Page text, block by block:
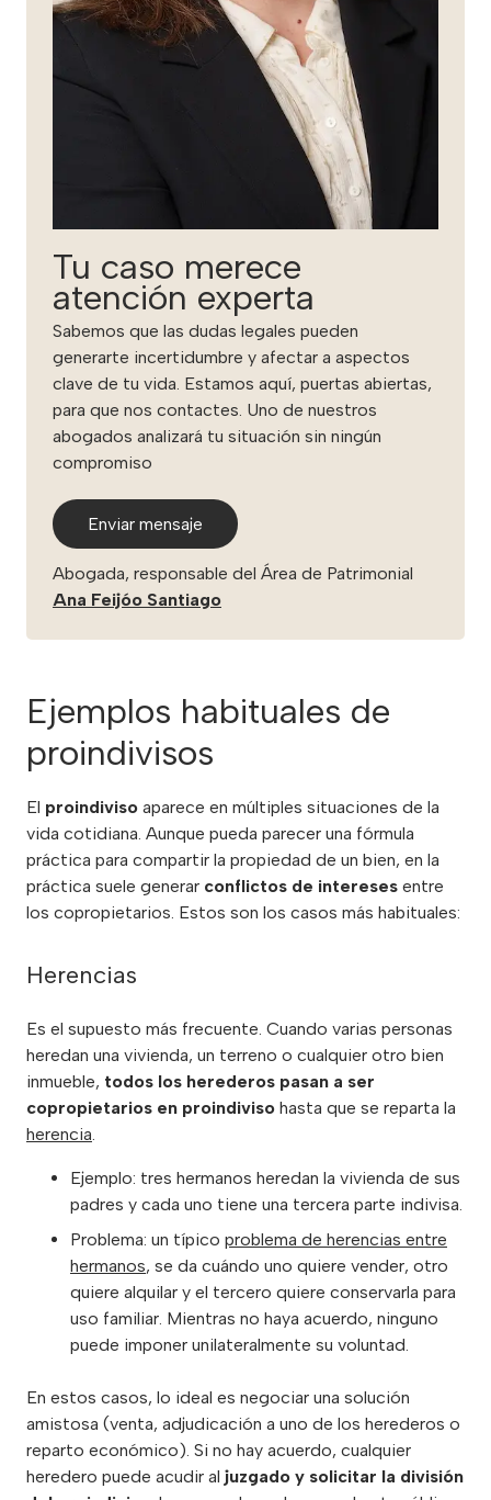
Tu caso merece
atención experta
Sabemos que las dudas legales pueden
generarte incertidumbre y afectar a aspectos
clave de tu vida. Estamos aquí, puertas abiertas,
para que nos contactes. Uno de nuestros
abogados analizará tu situación sin ningún
compromiso
Enviar mensaje
Abogada, responsable del Área de Patrimonial
Ana Feijóo Santiago
Ejemplos habituales de
proindivisos
El proindiviso aparece en múltiples situaciones de la
vida cotidiana. Aunque pueda parecer una fórmula
práctica para compartir la propiedad de un bien, en la
práctica suele generar conflictos de intereses entre
los copropietarios. Estos son los casos más habituales:
Herencias
Es el supuesto más frecuente. Cuando varias personas
heredan una vivienda, un terreno o cualquier otro bien
inmueble, todos los herederos pasan a ser
copropietarios en proindiviso hasta que se reparta la
herencia.
Ejemplo: tres hermanos heredan la vivienda de sus
padres y cada uno tiene una tercera parte indivisa.
Problema: un típico problema de herencias entre
hermanos, se da cuándo uno quiere vender, otro
quiere alquilar y el tercero quiere conservarla para
uso familiar. Mientras no haya acuerdo, ninguno
puede imponer unilateralmente su voluntad.
En estos casos, lo ideal es negociar una solución
amistosa (venta, adjudicación a uno de los herederos o
reparto económico). Si no hay acuerdo, cualquier
heredero puede acudir al juzgado y solicitar la división